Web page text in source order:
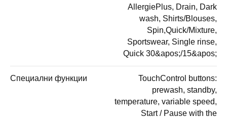
AllergiePlus, Drain, Dark
wash, Shirts/Blouses,
Spin,Quick/Mixture,
Sportswear, Single rinse,
Quick 30&apos;/15&apos;
Специални функции
TouchControl buttons:
prewash, standby,
temperature, variable speed,
Start / Pause with the